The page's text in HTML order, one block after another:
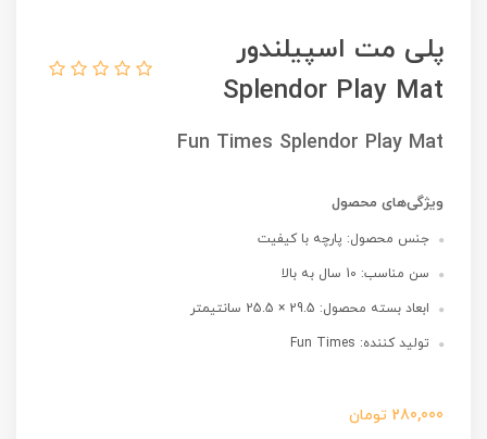
پلی مت اسپیلندور
Splendor Play Mat
Fun Times Splendor Play Mat
ویژگی‌های محصول
جنس محصول: پارچه با کیفیت
سن مناسب: 10 سال به بالا
ابعاد بسته محصول: 29.5 × 25.5 سانتیمتر
تولید کننده: Fun Times
280,000 تومان